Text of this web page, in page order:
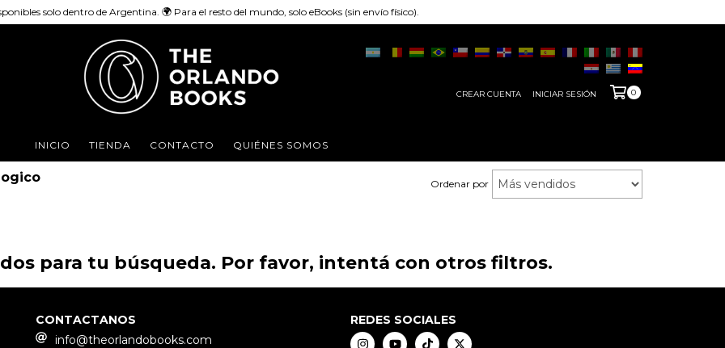
solo dentro de Argentina. 🌍 Para el resto del mundo, solo eBooks (sin envío físico).
CREAR CUENTA INICIAR SESIÓN 0
INICIO TIENDA CONTACTO QUIÉNES SOMOS
Ordenar por
para tu búsqueda. Por favor, intentá con otros filtros.
CONTACTANOS
info@theorlandobooks.com
REDES SOCIALES